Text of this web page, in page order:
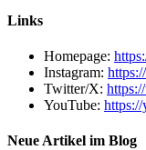
Links
Homepage:
Instagram:
Twitter/X:
YouTube:
Neue Artikel im Blog